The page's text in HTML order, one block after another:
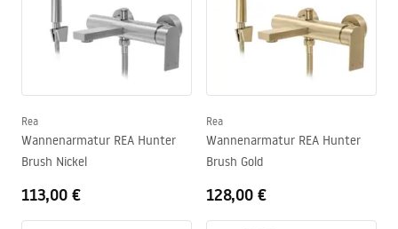
Rea
Wannenarmatur REA Hunter
Brush Nickel
113,00 €
Rea
Wannenarmatur REA Hunter
Brush Gold
128,00 €